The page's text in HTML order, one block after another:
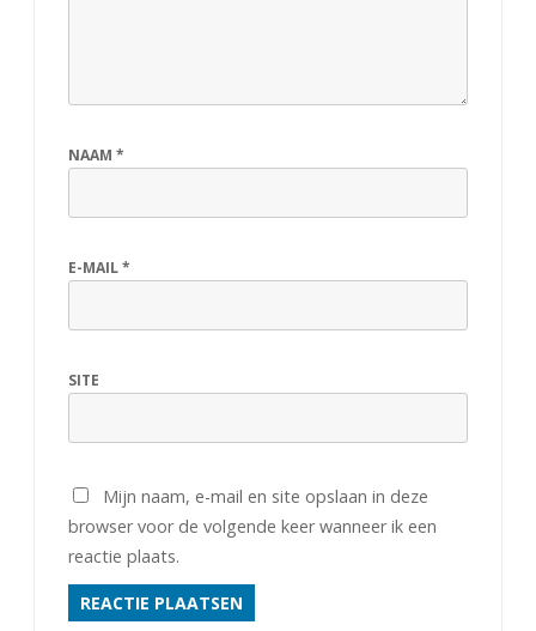
NAAM *
E-MAIL*
SITE
Mijn naam, e-mail en site opslaan in deze
browser voor de volgende keer wanneer ik een
reactie plaats.